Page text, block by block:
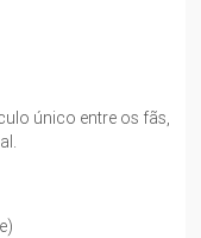
único entre os fãs,